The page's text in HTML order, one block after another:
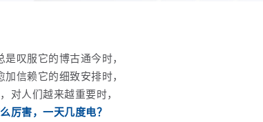
叹服它的博古通今时，
信赖它的细致安排时，
对人们越来越重要时，
厉害，一天几度电？